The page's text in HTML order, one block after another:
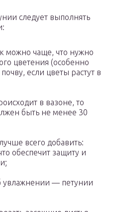
следует выполнять
можно чаще, что нужно
цветения (особенно
если цветы растут в
в вазоне, то
быть не менее 30
всего добавить:
обеспечит защиту и
увлажнении — петунии